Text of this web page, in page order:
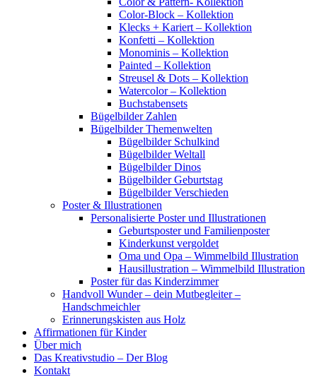
Color-Block – Kollektion
Klecks + Kariert – Kollektion
Konfetti – Kollektion
Monominis – Kollektion
Painted – Kollektion
Streusel & Dots – Kollektion
Watercolor – Kollektion
Buchstabensets
Bügelbilder Zahlen
Bügelbilder Themenwelten
Bügelbilder Schulkind
Bügelbilder Weltall
Bügelbilder Dinos
Bügelbilder Geburtstag
Bügelbilder Verschieden
Poster & Illustrationen
Personalisierte Poster und Illustrationen
Geburtsposter und Familienposter
Kinderkunst vergoldet
Oma und Opa – Wimmelbild Illustration
Hausillustration – Wimmelbild Illustration
Poster für das Kinderzimmer
Handvoll Wunder – dein Mutbegleiter –
Handschmeichler
Erinnerungskisten aus Holz
Affirmationen für Kinder
Über mich
Das Kreativstudio – Der Blog
Kontakt